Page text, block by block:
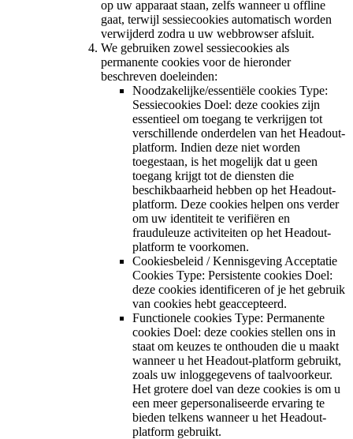
op uw apparaat staan, zelfs wanneer u offline
gaat, terwijl sessiecookies automatisch worden
verwijderd zodra u uw webbrowser afsluit.
We gebruiken zowel sessiecookies als
permanente cookies voor de hieronder
beschreven doeleinden:
Noodzakelijke/essentiële cookies Type:
Sessiecookies Doel: deze cookies zijn
essentieel om toegang te verkrijgen tot
verschillende onderdelen van het Headout-
platform. Indien deze niet worden
toegestaan, is het mogelijk dat u geen
toegang krijgt tot de diensten die
beschikbaarheid hebben op het Headout-
platform. Deze cookies helpen ons verder
om uw identiteit te verifiëren en
frauduleuze activiteiten op het Headout-
platform te voorkomen.
Cookiesbeleid / Kennisgeving Acceptatie
Cookies Type: Persistente cookies Doel:
deze cookies identificeren of je het gebruik
van cookies hebt geaccepteerd.
Functionele cookies Type: Permanente
cookies Doel: deze cookies stellen ons in
staat om keuzes te onthouden die u maakt
wanneer u het Headout-platform gebruikt,
zoals uw inloggegevens of taalvoorkeur.
Het grotere doel van deze cookies is om u
een meer gepersonaliseerde ervaring te
bieden telkens wanneer u het Headout-
platform gebruikt.